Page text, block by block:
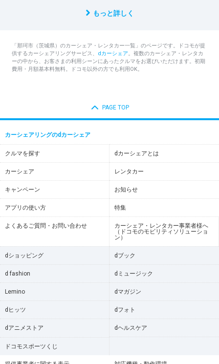
もっと詳しく
「那珂市（茨城県）のカーシェア・レンタカー一覧」のページです。ドコモが提
供するカーシェアリングサービス、 dカーシェア。複数のカーシェア・レンタカ
ーの中から、お客さまの利用シーンにあったクルマをお選びいただけます。初期
費用・月額基本料無料。ドコモ以外の方でも利用OK。
PAGE TOP
カーシェアリングのdカーシェア
クルマを探す dカーシェアとは
カーシェア レンタカー
キャンペーン お知らせ
アプリの使い方 特集
よくあるご質問・お問い合わせ
カーシェア・レンタカー事業者様へ
（ドコモのモビリティソリューショ
ン）
dショッピング dブック
d fashion dミュージック
Lemino dマガジン
dヒッツ dフォト
dアニメストア dヘルスケア
ドコモスポーツくじ